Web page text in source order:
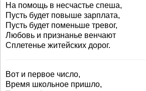
На помощь в несчастье спеша,
Пусть будет повыше зарплата,
Пусть будет поменьше тревог,
Любовь и признанье венчают
Сплетенье житейских дорог.
Вот и первое число,
Время школьное пришло,